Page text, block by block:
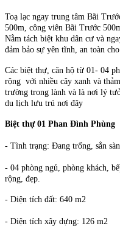
Toạ lạc ngay trung tâm Bãi
500m, công viên Bãi Trước
Nằm tách biệt khu dân cư và
đảm bảo sự yên tĩnh, an toàn
Các biệt thự, căn hộ từ 01- 04
rộng với nhiều cây xanh và
trường trong lành và là nơi lý
du lịch lưu trú nơi đây
Biệt thự 01 Phan Đình Phùng
- Tình trạng: Đang trống, sẳn
- 04 phòng ngủ, phòng khách,
rộng, đẹp.
- Diện tích đất: 640 m2
- Diện tích xây dựng: